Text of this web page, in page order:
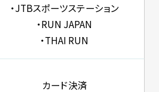
・JTBスポーツステーション
・RUN JAPAN
・THAI RUN
カード決済